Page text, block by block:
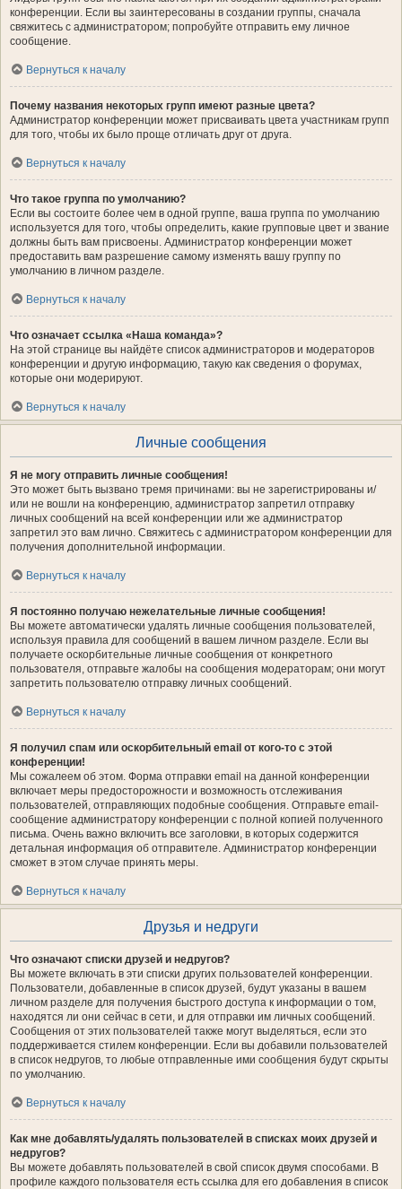
конференции. Если вы заинтересованы в создании группы, сначала
свяжитесь с администратором; попробуйте отправить ему личное
сообщение.
Вернуться к началу
Почему названия некоторых групп имеют разные цвета?
Администратор конференции может присваивать цвета участникам групп
для того, чтобы их было проще отличать друг от друга.
Вернуться к началу
Что такое группа по умолчанию?
Если вы состоите более чем в одной группе, ваша группа по умолчанию
используется для того, чтобы определить, какие групповые цвет и звание
должны быть вам присвоены. Администратор конференции может
предоставить вам разрешение самому изменять вашу группу по
умолчанию в личном разделе.
Вернуться к началу
Что означает ссылка «Наша команда»?
На этой странице вы найдёте список администраторов и модераторов
конференции и другую информацию, такую как сведения о форумах,
которые они модерируют.
Вернуться к началу
Личные сообщения
Я не могу отправить личные сообщения!
Это может быть вызвано тремя причинами: вы не зарегистрированы и/
или не вошли на конференцию, администратор запретил отправку
личных сообщений на всей конференции или же администратор
запретил это вам лично. Свяжитесь с администратором конференции для
получения дополнительной информации.
Вернуться к началу
Я постоянно получаю нежелательные личные сообщения!
Вы можете автоматически удалять личные сообщения пользователей,
используя правила для сообщений в вашем личном разделе. Если вы
получаете оскорбительные личные сообщения от конкретного
пользователя, отправьте жалобы на сообщения модераторам; они могут
запретить пользователю отправку личных сообщений.
Вернуться к началу
Я получил спам или оскорбительный email от кого-то с этой
конференции!
Мы сожалеем об этом. Форма отправки email на данной конференции
включает меры предосторожности и возможность отслеживания
пользователей, отправляющих подобные сообщения. Отправьте email-
сообщение администратору конференции с полной копией полученного
письма. Очень важно включить все заголовки, в которых содержится
детальная информация об отправителе. Администратор конференции
сможет в этом случае принять меры.
Вернуться к началу
Друзья и недруги
Что означают списки друзей и недругов?
Вы можете включать в эти списки других пользователей конференции.
Пользователи, добавленные в список друзей, будут указаны в вашем
личном разделе для получения быстрого доступа к информации о том,
находятся ли они сейчас в сети, и для отправки им личных сообщений.
Сообщения от этих пользователей также могут выделяться, если это
поддерживается стилем конференции. Если вы добавили пользователей
в список недругов, то любые отправленные ими сообщения будут скрыты
по умолчанию.
Вернуться к началу
Как мне добавлять/удалять пользователей в списках моих друзей и
недругов?
Вы можете добавлять пользователей в свой список двумя способами. В
профиле каждого пользователя есть ссылка для его добавления в список